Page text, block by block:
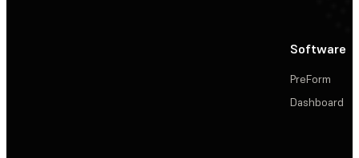
Software
PreForm
Dashboard